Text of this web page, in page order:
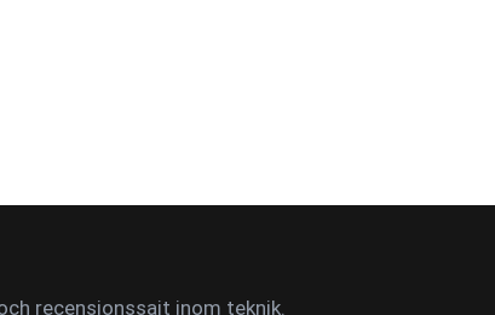
recensionssajt inom teknik.